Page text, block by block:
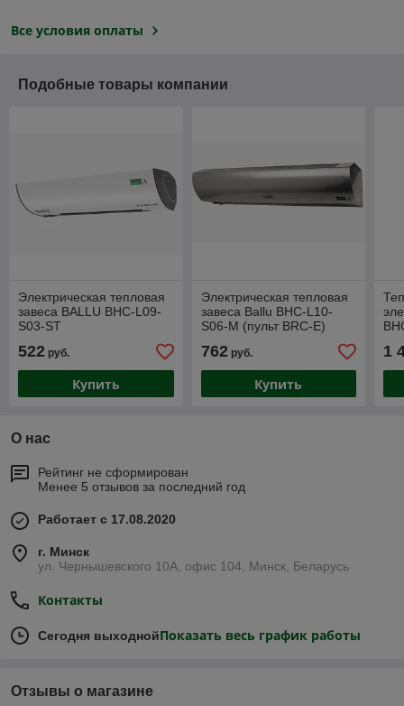
Все условия оплаты
Подобные товары компании
Электрическая тепловая
завеса BALLU BHC-L09-
S03-ST
522 руб.
Купить
Электрическая тепловая
завеса Ballu BHC-L10-
S06-M (пульт BRC-E)
762руб.
Купить
1
О нас
Рейтинг не сформирован
Менее 5 отзывов за последний год
Работает с 17.08.2020
г. Минск
ул. Чернышевского 10А, офис 104, Минск, Беларусь
Контакты
Сегодня выходнойПоказать весь график работы
Отзывы о магазине